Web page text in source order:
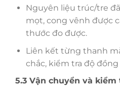
Nguyên liệu trúc/tre
mọt, cong vênh được
thước đo được.
Liên kết từng thanh
chắc, kiểm tra độ
5.3 Vận chuyển và